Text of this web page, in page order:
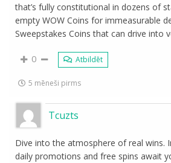
that’s fully constitutional in dozens of
empty WOW Coins for immeasurable
Sweepstakes Coins that can drive into
0 Atbildēt
5 mēneši pirms
Tcuzts
Dive into the atmosphere of real wins.
daily promotions and free spins await